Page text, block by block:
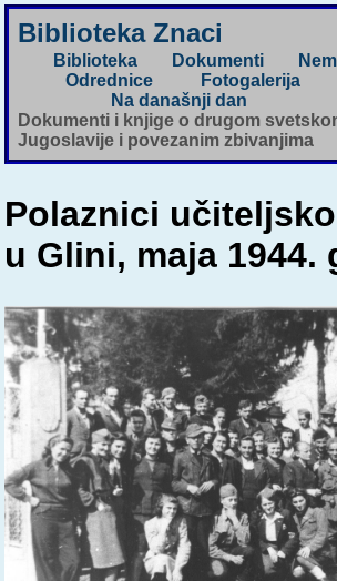
Biblioteka Znaci
Biblioteka Dokumenti
Odrednice
Fotogalerija
Na današnji dan
Dokumenti i knjige o drugom
Jugoslavije i povezanim zbivanjima
Polaznici
u Glini, maja 1944.